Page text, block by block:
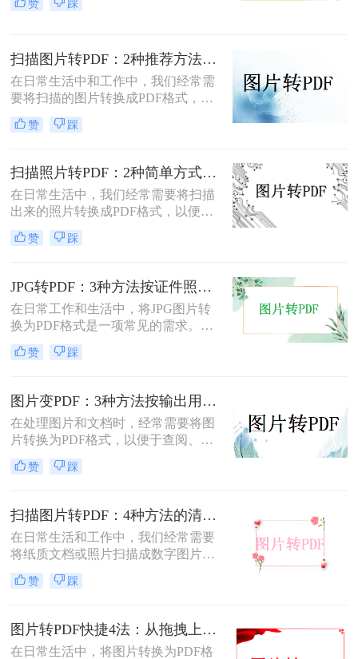
转换成pdf格式免费呢？本文将介绍两
赞 踩
扫描图片转PDF：2种推荐方法的清晰度调优和文件压缩！
在日常生活中和工作中，我们经常需
要将扫描的图片转换成PDF格式，以
便于文档的管理、共享和打印。那么
扫描图片怎么转换成pdf呢？本文将介
方法。
赞 踩
扫描照片转PDF：2种简单方式在身份证和合同上的操作差异！
在日常生活中，我们经常需要将扫描
出来的照片转换成PDF格式，以便于
分享、存储和管理。那么扫描出来的
照片怎么转成pdf呢？本文将介绍两种
赞 踩
JPG转PDF：3种方法按证件照、截图和风景照分别推荐！
在日常工作和生活中，将JPG图片转
换为PDF格式是一项常见的需求。
PDF格式具有跨平台兼容性、易于阅
读和保护隐私等优点，因此广泛应用
转换pdf呢？本文将介绍三种将JPG图
片转换为PDF的方法。
赞 踩
图片变PDF：3种方法按输出用途（打印/存档/分享）选！
在处理图片和文档时，经常需要将图
片转换为PDF格式，以便于查阅、分
享或存档。那么如何把图片变成pdf
呢？本文将介绍三种常用的图片转
赞 踩
扫描图片转PDF：4种方法的清晰度和文件体积对比!
在日常生活和工作中，我们经常需要
将纸质文档或照片扫描成数字图片，
并进一步将这些图片转换成PDF格
式，以便于分享、存储和查阅。那么
介绍四种将扫描图片转换成PDF的方
法。
赞 踩
图片转PDF快捷4法：从拖拽上传到批量导出的操作流程！
在日常生活中，将图片转换为PDF格